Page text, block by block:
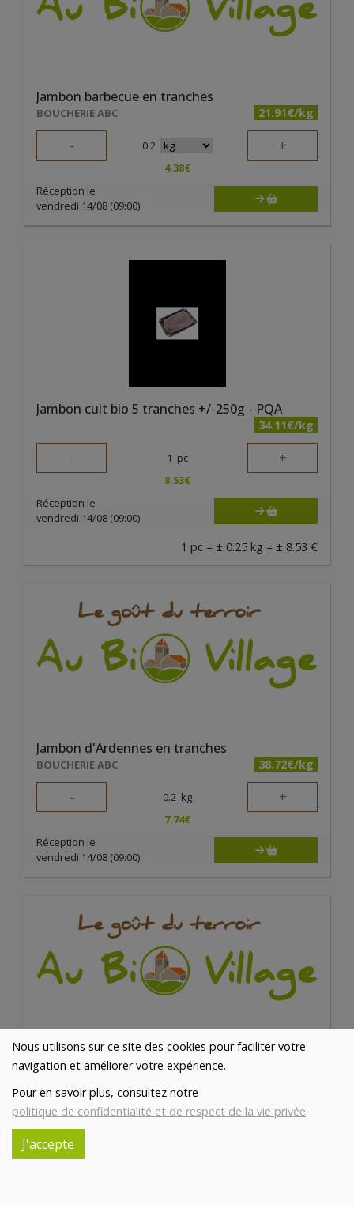
Nous utilisons sur ce site des cookies pour faciliter votre
navigation et améliorer votre expérience.
Pour en savoir plus, consultez notre
politique de confidentialité et de respect de la vie privée.
J'accepte
Jambon barbecue en tranches
BOUCHERIE ABC 21.91€/kg
- 0.2 +
4.38€
Réception le
vendredi 14/08 (09:00)
Jambon cuit bio 5 tranches +/-250g - PQA
34.11€/kg
- 1 pc +
8.53€
Réception le
vendredi 14/08 (09:00)
1 pc = ± 0.25 kg = ± 8.53 €
Jambon d'Ardennes en tranches
BOUCHERIE ABC 38.72€/kg
- 0.2 kg +
7.74€
Réception le
vendredi 14/08 (09:00)
Jambon de Bayonne en tranches
BOUCHERIE ABC
- 0.2 kg +
Réception le